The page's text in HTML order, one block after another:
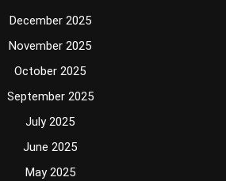
December 2025
November 2025
October 2025
September 2025
July 2025
June 2025
May 2025